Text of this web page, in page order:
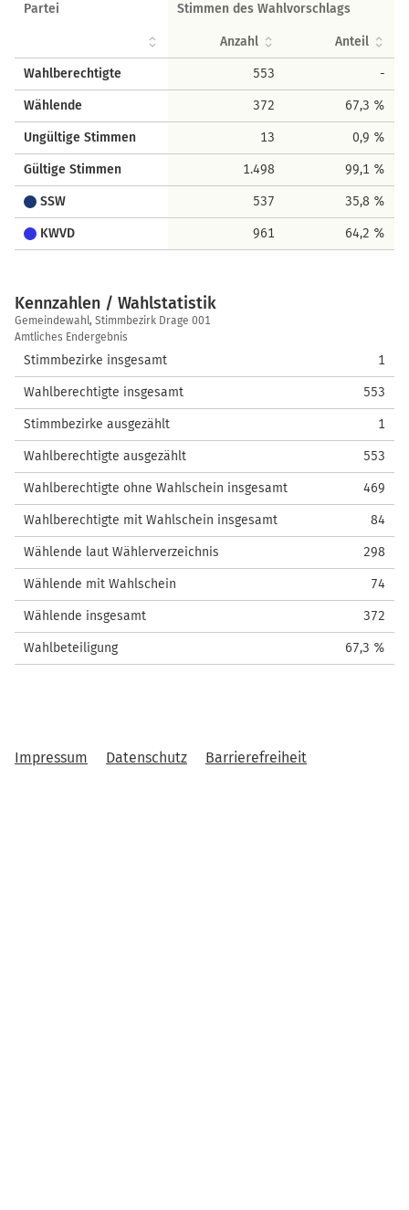
Partei Stimmen des Wahlvorschlags
Anzahl Anteil
Wahlberechtigte 553 -
Wählende 372 67,3 %
Ungültige Stimmen 13 0,9 %
Gültige Stimmen 1.498 99,1 %
SSW 537 35,8 %
KWVD 961 64,2 %
Kennzahlen / Wahlstatistik
Kennzahlen
/
Wahlstatistik
Gemeindewahl, Stimmbezirk Drage 001
Amtliches Endergebnis
Stimmbezirke insgesamt 1
Wahlberechtigte insgesamt 553
Stimmbezirke ausgezählt 1
Wahlberechtigte ausgezählt 553
Wahlberechtigte ohne Wahlschein insgesamt 469
Wahlberechtigte mit Wahlschein insgesamt 84
Wählende laut Wählerverzeichnis 298
Wählende mit Wahlschein 74
Wählende insgesamt 372
Wahlbeteiligung 67,3 %
Impressum Datenschutz Barrierefreiheit